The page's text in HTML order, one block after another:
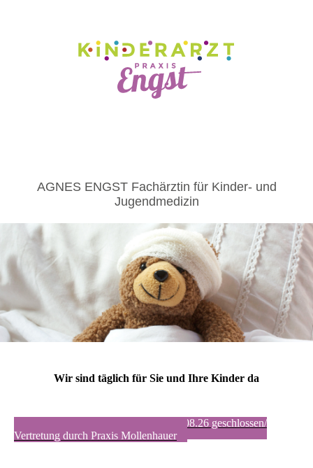
AGNES ENGSTFachärztin für Kinder- und
Jugendmedizin
Wir sind täglich für Sie und Ihre Kinder da
Unsere Praxis ist vom 03.08. bis 21.08.26 geschlossen/
Vertretung durch Praxis Mollenhauer